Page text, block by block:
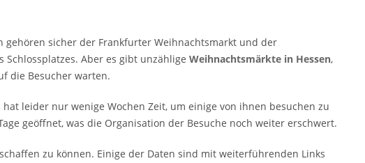
sicher der Frankfurter Weihnachtsmarkt und der
Aber es gibt unzählige Weihnachtsmärkte in Hessen,
die Besucher warten.
leider nur wenige Wochen Zeit, um einige von ihnen besuchen zu
geöffnet, was die Organisation der Besuche noch weiter erschwert.
zu können. Einige der Daten sind mit weiterführenden Links